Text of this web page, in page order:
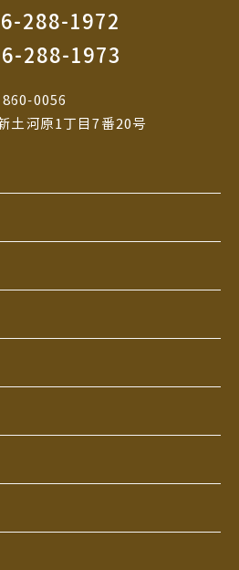
288-1972
288-1973
860-0056
土河原1丁目7番20号